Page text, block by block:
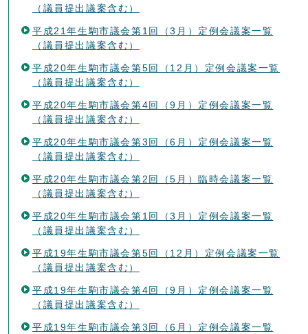
（議員提出議案含む）
平成21年生駒市議会第1回（3月）定例会議案一覧
（議員提出議案含む）
平成20年生駒市議会第5回（12月）定例会議案一覧
（議員提出議案含む）
平成20年生駒市議会第4回（9月）定例会議案一覧
（議員提出議案含む）
平成20年生駒市議会第3回（6月）定例会議案一覧
（議員提出議案含む）
平成20年生駒市議会第2回（5月）臨時会議案一覧
（議員提出議案含む）
平成20年生駒市議会第1回（3月）定例会議案一覧
（議員提出議案含む）
平成19年生駒市議会第5回（12月）定例会議案一覧
（議員提出議案含む）
平成19年生駒市議会第4回（9月）定例会議案一覧
（議員提出議案含む）
平成19年生駒市議会第3回（6月）定例会議案一覧